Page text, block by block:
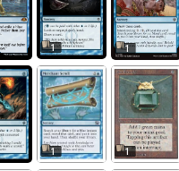
1 1
1 1